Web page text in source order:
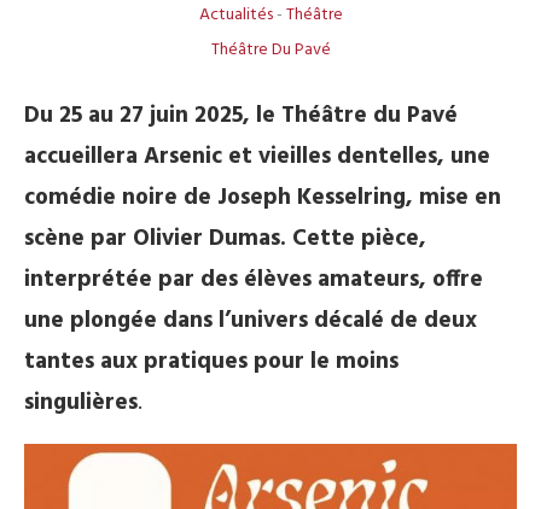
Actualités-Théâtre
Théâtre Du Pavé
Du 25 au 27 juin 2025, le Théâtre du Pavé
accueillera Arsenic et vieilles dentelles, une
comédie noire de Joseph Kesselring, mise en
scène par Olivier Dumas. Cette pièce,
interprétée par des élèves amateurs, offre
une plongée dans l’univers décalé de deux
tantes aux pratiques pour le moins
singulières.